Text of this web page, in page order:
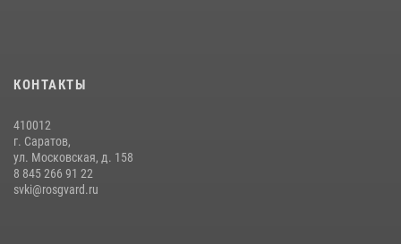
КОНТАКТЫ
410012
г. Саратов,
ул. Московская, д. 158
8 845 266 91 22
svki@rosgvard.ru